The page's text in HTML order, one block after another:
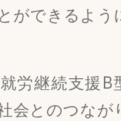
ができるよう
労継続支援B
会とのつなが